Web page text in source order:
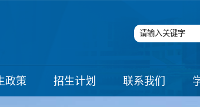
政策 招生计划 联系我们